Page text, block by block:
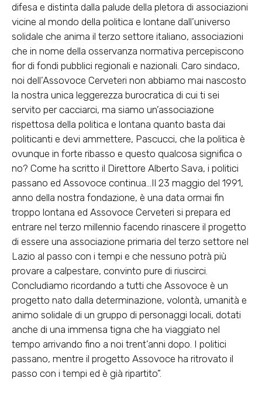
difesa e distinta dalla palude della pletora di associazioni
vicine al mondo della politica e lontane dall’universo
solidale che anima il terzo settore italiano, associazioni
che in nome della osservanza normativa percepiscono
fior di fondi pubblici regionali e nazionali. Caro sindaco,
noi dell’Assovoce Cerveteri non abbiamo mai nascosto
la nostra unica leggerezza burocratica di cui ti sei
servito per cacciarci, ma siamo un’associazione
rispettosa della politica e lontana quanto basta dai
politicanti e devi ammettere, Pascucci, che la politica è
ovunque in forte ribasso e questo qualcosa significa o
no? Come ha scritto il Direttore Alberto Sava, i politici
passano ed Assovoce continua…Il 23 maggio del 1991,
anno della nostra fondazione, è una data ormai fin
troppo lontana ed Assovoce Cerveteri si prepara ed
entrare nel terzo millennio facendo rinascere il progetto
di essere una associazione primaria del terzo settore nel
Lazio al passo con i tempi e che nessuno potrà più
provare a calpestare, convinto pure di riuscirci.
Concludiamo ricordando a tutti che Assovoce è un
progetto nato dalla determinazione, volontà, umanità e
animo solidale di un gruppo di personaggi locali, dotati
anche di una immensa tigna che ha viaggiato nel
tempo arrivando fino a noi trent’anni dopo. I politici
passano, mentre il progetto Assovoce ha ritrovato il
passo con i tempi ed è già ripartito”.